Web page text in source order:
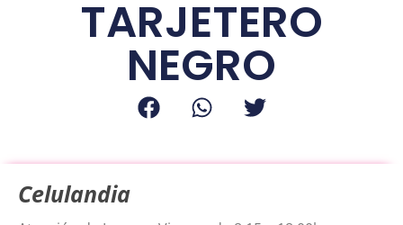
TARJETERO
NEGRO
Celulandia